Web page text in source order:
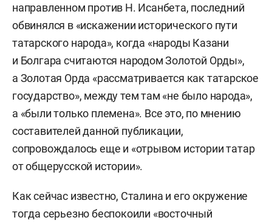
направленном против Н. Исанбета, последний
обвинялся в «искажении исторического пути
татарского народа», когда «народы Казани
и Болгара считаются народом Золотой Орды»,
а Золотая Орда «рассматривается как татарское
государство», между тем там «не было народа»,
а «были только племена». Все это, по мнению
составителей данной публикации,
сопровождалось еще и «отрывом истории татар
от общерусской истории».
Как сейчас известно, Сталина и его окружение
тогда серьезно беспокоили «восточный